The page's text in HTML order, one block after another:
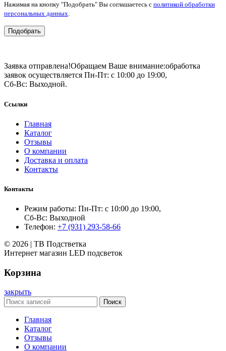
Нажимая на кнопку "Подобрать" Вы соглашаетесь с политикой обработки
персональных данных.
Подобрать
Заявка отправлена!Обращаем Ваше внимание:обработка
заявок осуществляется Пн-Пт: с 10:00 до 19:00,
Сб-Вс: Выходной.
Ссылки
Главная
Каталог
Отзывы
О компании
Доставка и оплата
Контакты
Контакты
Режим работы: Пн-Пт: с 10:00 до 19:00,
Сб-Вс: Выходной
Телефон: +7 (931) 293-58-66
© 2026 | ТВ Подстветка
Интернет магазин LED подсветок
Корзина
закрыть
Поиск
Главная
Каталог
Отзывы
О компании